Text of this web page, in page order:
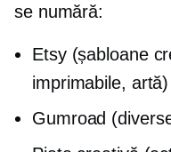
se numără:
Etsy (șabloane
imprimabile, artă)
Gumroad